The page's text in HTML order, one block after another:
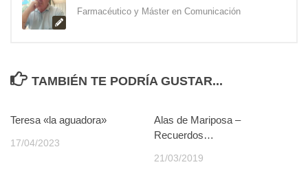
Farmacéutico y Máster en Comunicación
TAMBIÉN TE PODRÍA GUSTAR...
Teresa «la aguadora»
17/04/2023
Alas de Mariposa –
Recuerdos…
21/03/2019